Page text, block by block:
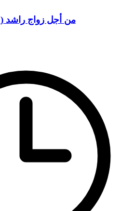
من أجل زواج راشد (1) لماذا هذه التكاليف